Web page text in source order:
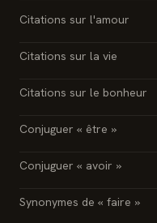
Citations sur l'amour
Citations sur la vie
Citations sur le bonheur
Conjuguer « être »
Conjuguer « avoir »
Synonymes de « faire »